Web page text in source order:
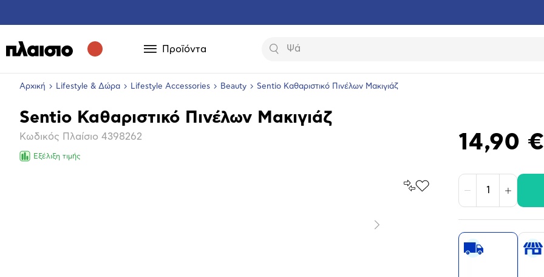
Προϊόντα Αναζήτηση
Αρχική Lifestyle & Δώρα Lifestyle Accessories Beauty Sentio Καθαριστικό Πινέλων Μακιγιάζ
Βασικά
χαρακτηριστικά
Sentio Καθαριστικό Πινέλων Μακιγιάζ
Κωδικός Πλαίσιο 4398262
Εξέλιξη τιμής
Σύγκρινέ
Προσθήκη
Αγαπημένα
Επόμενο
14,90 €
Μείωση Αύξηση